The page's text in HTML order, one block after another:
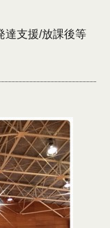
達支援/放課後等